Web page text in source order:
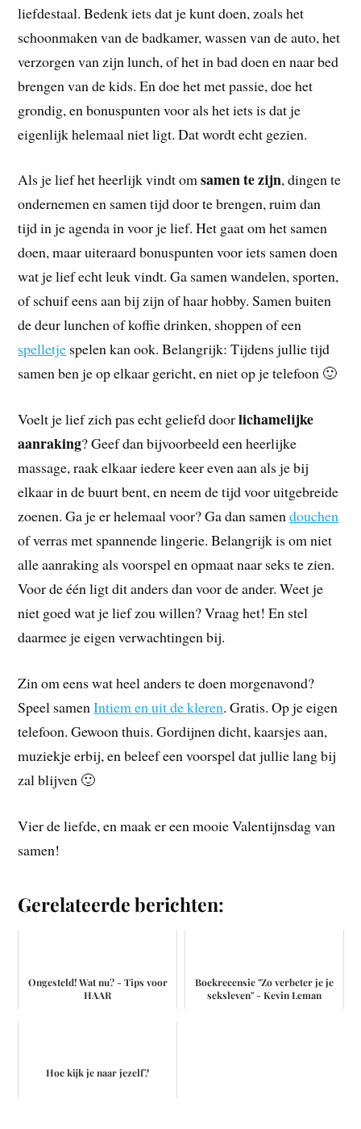
liefdestaal. Bedenk iets dat je kunt doen, zoals het
schoonmaken van de badkamer, wassen van de auto, het
verzorgen van zijn lunch, of het in bad doen en naar bed
brengen van de kids. En doe het met passie, doe het
grondig, en bonuspunten voor als het iets is dat je
eigenlijk helemaal niet ligt. Dat wordt echt gezien.
Als je lief het heerlijk vindt omsamen te zijn, dingen te
ondernemen en samen tijd door te brengen, ruim dan
tijd in je agenda in voor je lief. Het gaat om het samen
doen, maar uiteraard bonuspunten voor iets samen doen
wat je lief echt leuk vindt. Ga samen wandelen, sporten,
of schuif eens aan bij zijn of haar hobby. Samen buiten
de deur lunchen of koffie drinken, shoppen of een
spelletje spelen kan ook. Belangrijk: Tijdens jullie tijd
samen ben je op elkaar gericht, en niet op je telefoon 🙂
Voelt je lief zich pas echt geliefd doorlichamelijke
aanraking? Geef dan bijvoorbeeld een heerlijke
massage, raak elkaar iedere keer even aan als je bij
elkaar in de buurt bent, en neem de tijd voor uitgebreide
zoenen. Ga je er helemaal voor? Ga dan samendouchen
of verras met spannende lingerie. Belangrijk is om niet
alle aanraking als voorspel en opmaat naar seks te zien.
Voor de één ligt dit anders dan voor de ander. Weet je
niet goed wat je lief zou willen? Vraag het! En stel
daarmee je eigen verwachtingen bij.
Zin om eens wat heel anders te doen morgenavond?
Speel samenIntiem en uit de kleren. Gratis. Op je eigen
telefoon. Gewoon thuis. Gordijnen dicht, kaarsjes aan,
muziekje erbij, en beleef een voorspel dat jullie lang bij
zal blijven 🙂
Vier de liefde, en maak er een mooie Valentijnsdag van
samen!
Gerelateerde berichten:
Ongesteld! Wat nu? - Tips voor
HAAR
Boekrecensie "Zo verbeter je je
seksleven" - Kevin Leman
Hoe kijk je naar jezelf?